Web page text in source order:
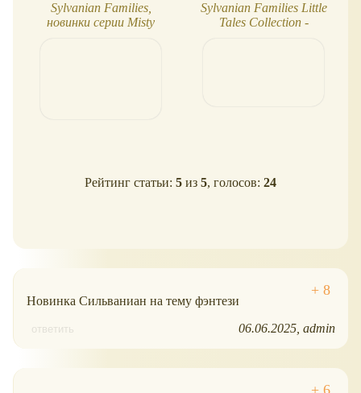
Sylvanian Families,
новинки серии Misty
Sylvanian Families Little
Tales Collection -
Рейтинг статьи: 5 из 5, голосов: 24
Новинка Сильваниан на тему фэнтези
ответить 06.06.2025 admin